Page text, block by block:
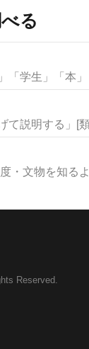
る
「学生」「本
て説明する」[
・文物を知
Reserved.